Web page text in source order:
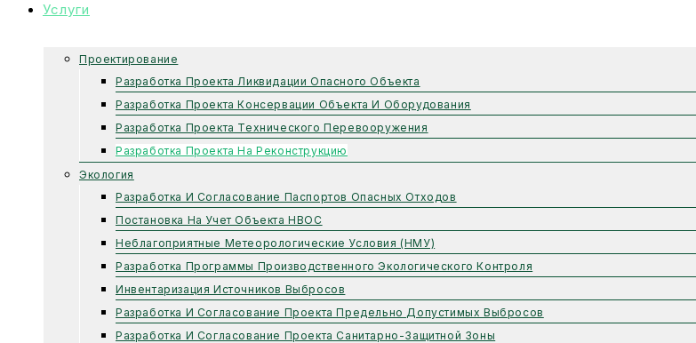
Услуги
Проектирование
Разработка Проекта Ликвидации Опасного Объекта
Разработка Проекта Консервации Объекта И Оборудования
Разработка Проекта Технического Перевооружения
Разработка Проекта На Реконструкцию
Экология
Разработка И Согласование Паспортов Опасных Отходов
Постановка На Учет Объекта НВОС
Неблагоприятные Метеорологические Условия (НМУ)
Разработка Программы Производственного Экологического Контроля
Инвентаризация Источников Выбросов
Разработка И Согласование Проекта Предельно Допустимых Выбросов
Разработка И Согласование Проекта Санитарно-Защитной Зоны